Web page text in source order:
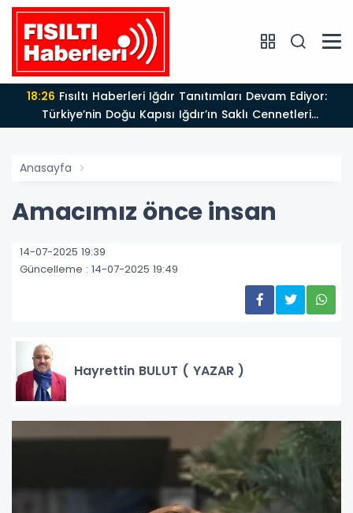
18:26
Türkiye’nin Doğu Kapısı Iğdır’ın Saklı Cennetleri
Keşfedilmeyi Bekliyor
Anasayfa
Amacımız önce insan
14-07-2025 19:39
Güncelleme : 14-07-2025 19:49
Hayrettin BULUT ( YAZAR )